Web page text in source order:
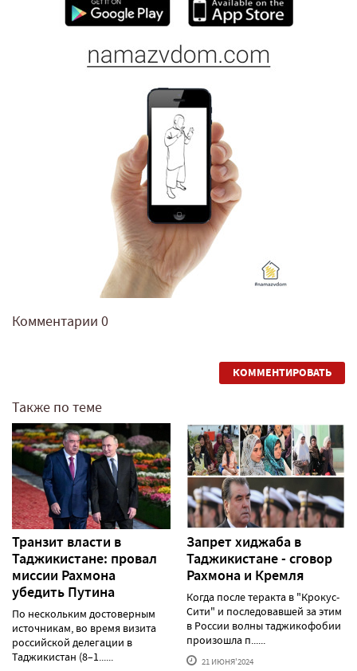
Комментарии 0
КОММЕНТИРОВАТЬ
Также по теме
Транзит власти в
Таджикистане: провал
миссии Рахмона
убедить Путина
По нескольким достоверным
источникам, во время визита
российской делегации в
Таджикистан (8–1......
Запрет хиджаба в
Таджикистане - сговор
Рахмона и Кремля
Когда после теракта в "Крокус-
Сити" и последовавшей за этим
в России волны таджикофобии
произошла п......
21 ИЮНЯ'2024